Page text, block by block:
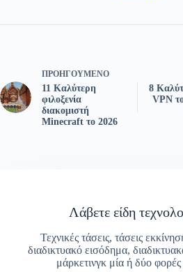
ΠΡΟΗΓΟΎΜΕΝΟ
11 Καλύτερη
φιλοξενία
διακομιστή
Minecraft το 2026
8
VPN
Λάβετε είδη
Τεχνικές τάσεις, τάσεις
διαδικτυακό εισόδημα,
μάρκετινγκ μία ή δύο